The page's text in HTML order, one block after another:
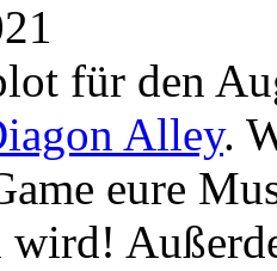
für den
Alley.
eure
wird!